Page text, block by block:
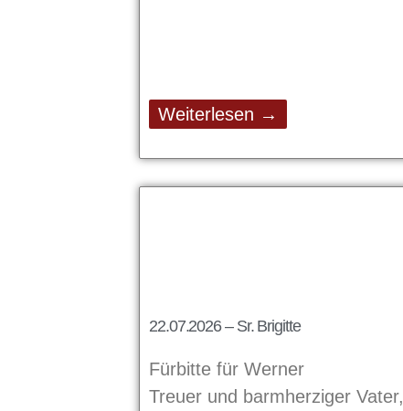
Weiterlesen →
22.07.2026 – Sr. Brigitte
Fürbitte für Werner
Treuer und barmherziger Vater,